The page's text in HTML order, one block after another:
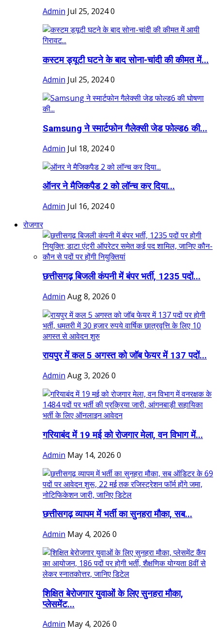
Admin Jul 25, 20240
कस्टम ड्यूटी घटने के बाद सोना-चांदी की कीमत में...
Admin Jul 25, 20240
Samsung ने स्मार्टफोन गैलेक्सी जेड फोल्ड6 की...
Admin Jul 18, 20240
ऑनर ने मैजिकपैड 2 को लॉन्च कर दिया...
Admin Jul 16, 20240
रोजगार
छत्तीसगढ़ बिजली कंपनी में बंपर भर्ती, 1235 पदों...
Admin Aug 8, 2026 0
रायपुर में कल 5 अगस्त को जॉब फेयर में 137 पदों...
Admin Aug 3, 2026 0
गरियाबंद में 19 मई को रोजगार मेला, वन विभाग में...
Admin May 14, 2026 0
छत्तीसगढ़ व्यापम में भर्ती का सुनहरा मौका, सब...
Admin May 4, 2026 0
शिक्षित बेरोजगार युवाओं के लिए सुनहरा मौका,
प्लेसमेंट...
Admin May 4, 2026 0